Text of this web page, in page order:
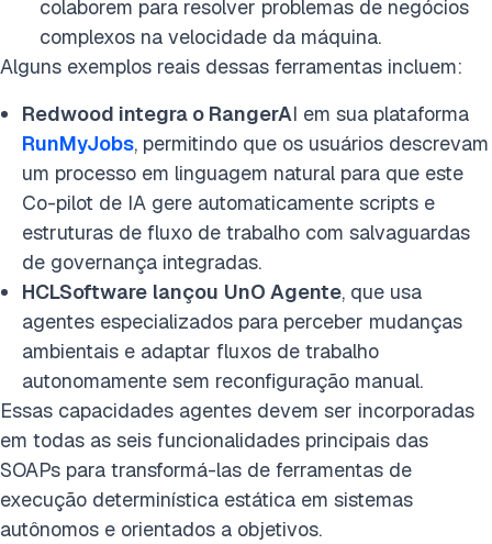
colaborem para resolver problemas de negócios
complexos na velocidade da máquina.
Alguns exemplos reais dessas ferramentas incluem:
Redwood integra o RangerAI em sua plataforma
RunMyJobs, permitindo que os usuários descrevam
um processo em linguagem natural para que este
Co-pilot de IA gere automaticamente scripts e
estruturas de fluxo de trabalho com salvaguardas
de governança integradas.
HCLSoftware lançou UnO Agente, que usa
agentes especializados para perceber mudanças
ambientais e adaptar fluxos de trabalho
autonomamente sem reconfiguração manual.
Essas capacidades agentes devem ser incorporadas
em todas as seis funcionalidades principais das
SOAPs para transformá-las de ferramentas de
execução determinística estática em sistemas
autônomos e orientados a objetivos.